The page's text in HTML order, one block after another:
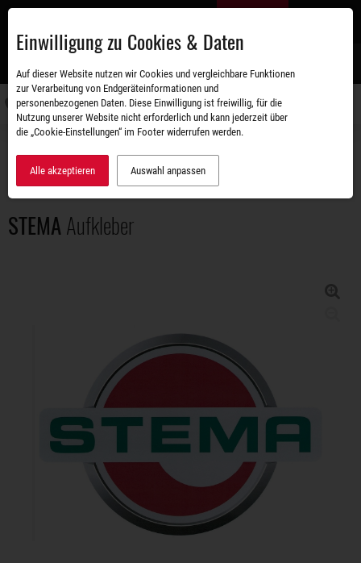
Zum
STEMAAufkleber
Einwilligung zu Cookies & Daten
Auf dieser Website nutzen wir Cookies und vergleichbare Funktionen
zur Verarbeitung von Endgeräteinformationen und
personenbezogenen Daten. Diese Einwilligung ist freiwillig, für die
Nutzung unserer Website nicht erforderlich und kann jederzeit über
die „Cookie-Einstellungen“ im Footer widerrufen werden.
Alle akzeptieren Auswahl anpassen